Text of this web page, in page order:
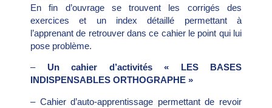
En fin d’ouvrage se trouvent les corrigés des
exercices et un index détaillé permettant à
l’apprenant de retrouver dans ce cahier le point qui lui
pose problème.
– Un cahier d’activités « LES BASES
INDISPENSABLES ORTHOGRAPHE »
– Cahier d’auto-apprentissage permettant de revoir